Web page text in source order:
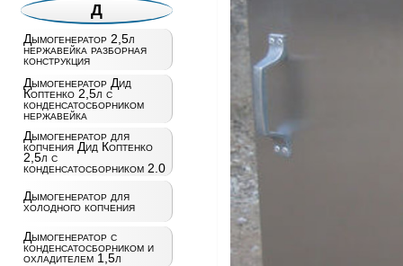
Д
Дымогенератор 2,5л
нержавейка разборная
конструкция
Дымогенератор Дид
Коптенко 2,5л с
конденсатосборником
нержавейка
Дымогенератор для
копчения Дид Коптенко
2,5л с
конденсатосборником 2.0
Дымогенератор для
холодного копчения
Дымогенератор с
конденсатосборником и
охладителем 1,5л